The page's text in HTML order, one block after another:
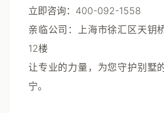
立即咨询 ：400-092-1558
亲临公司 ：上海市徐汇区天钥
12楼
让专业的力量，为您守护别墅
宁。